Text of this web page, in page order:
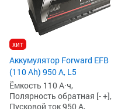
хит
Аккумулятор Forward EFB
(110 Ah) 950 А, L5
Ёмкость 110 А·ч,
Полярность обратная [- +],
Пусковой ток 950 А,